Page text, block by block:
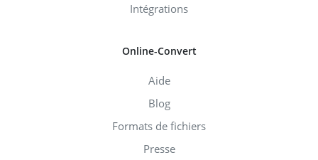
Intégrations
Online-Convert
Aide
Blog
Formats de fichiers
Presse